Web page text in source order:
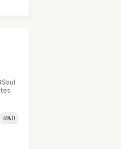
Soul
R&B